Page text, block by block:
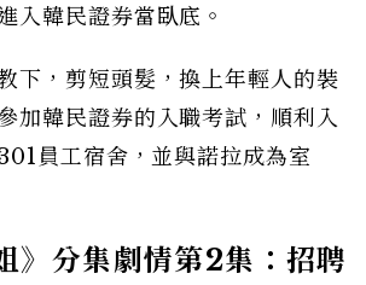
入韓民證券當臥底。
下，剪短頭髮，換上年輕人的裝
加韓民證券的入職考試，順利入
員工宿舍，並與諾拉成為室
》分集劇情第2集：招聘